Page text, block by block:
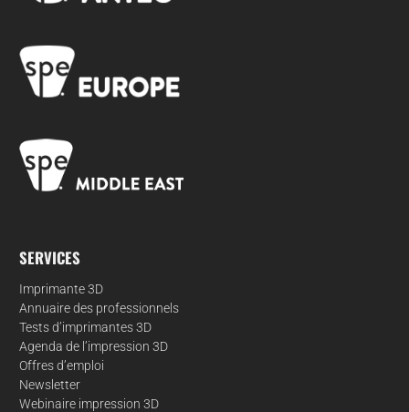
SERVICES
Imprimante 3D
Annuaire des professionnels
Tests d’imprimantes 3D
Agenda de l’impression 3D
Offres d’emploi
Newsletter
Webinaire impression 3D